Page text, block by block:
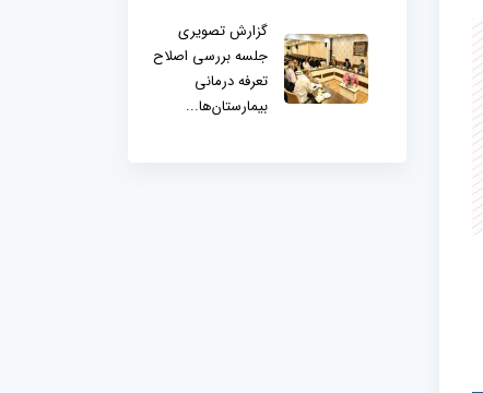
گزارش تصویری
جلسه بررسی اصلاح
تعرفه درمانی
بیمارستان‌ها...